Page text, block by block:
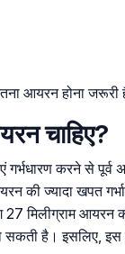
आयरन होना जरूरी
चाहिए?
करने से पूर्व
ज्यादा खपत
27 मिलीग्राम आयरन
सकती है। इसलिए,